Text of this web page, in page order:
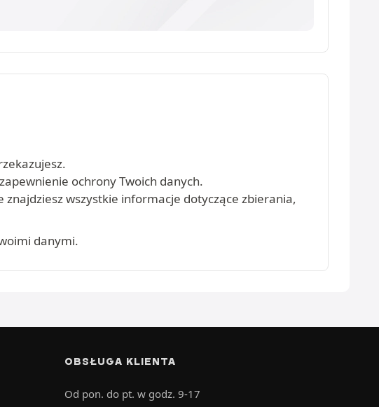
ochrony Twoich danych.
znajdziesz wszystkie informacje dotyczące zbierania,
danymi.
OBSŁUGA KLIENTA
Od pon. do pt. w godz. 9-17